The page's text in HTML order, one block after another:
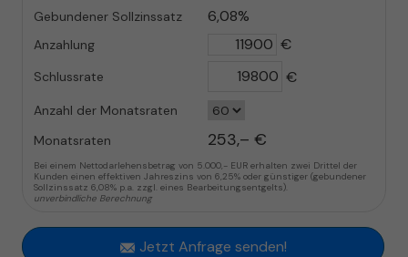
Gebundener Sollzinssatz 6,08%
Anzahlung €
Schlussrate €
Anzahl der Monatsraten
Monatsraten
253,– €
Bei einem Nettodarlehensbetrag von 5.000,- EUR erhalten zwei Drittel der
Kunden einen effektiven Jahreszins von 6,25% oder günstiger (gebundener
Sollzinssatz 6,08% p.a. zzgl. eines Bearbeitungsentgelts).
unverbindliche Berechnung
Jetzt Anfrage senden!